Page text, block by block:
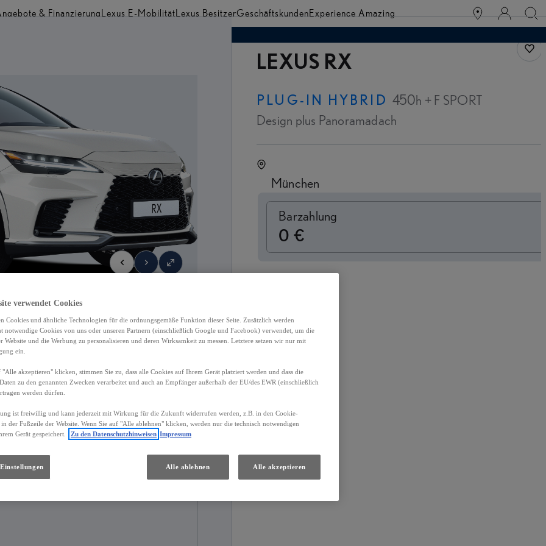
& FinanzierungLexus E-MobilitätLexus BesitzerGeschäftskundenExperience Amazing
LEXUS RX
PLUG-IN HYBRID 450h + F SPORT
Design plus Panoramadach
München
Switch to monthly
Barzahlung
0 €
Ausstattung.
Händler
Kilometerstand
0 km
verwendet Cookies
Cookies und ähnliche Technologien für die ordnungsgemäße Funktion dieser Seite. Zusätzlich werden
notwendige Cookies von uns oder unseren Partnern (einschließlich Google und Facebook) verwendet, um die
Website und die Werbung zu personalisieren und deren Wirksamkeit zu messen. Letztere setzen wir nur mit
ein.
"Alle akzeptieren" klicken, stimmen Sie zu, dass alle Cookies auf Ihrem Gerät platziert werden und dass die
zu den genannten Zwecken verarbeitet und auch an Empfänger außerhalb der EU/des EWR (einschließlich
werden dürfen.
ist freiwillig und kann jederzeit mit Wirkung für die Zukunft widerrufen werden, z.B. in den Cookie-
der Fußzeile der Website. Wenn Sie auf "Alle ablehnen" klicken, werden nur die technisch notwendigen
Gerät gespeichert.
Zu den Datenschutzhinweisen Impressum
Alle ablehnen Alle akzeptieren